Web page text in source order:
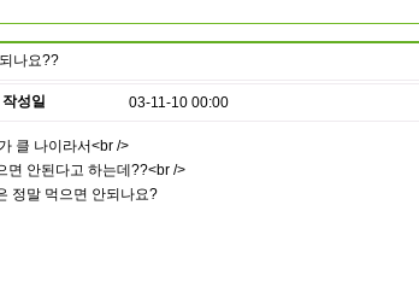
나요??
작성일 03-11-10 00:00
클 나이라서<br />
면 안된다고 하는데??<br />
정말 먹으면 안되나요?